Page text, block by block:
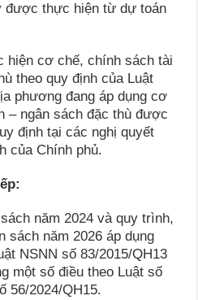
được thực hiện từ dự toán
hiện cơ chế, chính sách tài
theo quy định của Luật
phương đang áp dụng cơ
– ngân sách đặc thù được
định tại các nghị quyết
của Chính phủ.
năm 2024 và quy trình,
sách năm 2026 áp dụng
NSNN số 83/2015/QH13
một số điều theo Luật số
56/2024/QH15.